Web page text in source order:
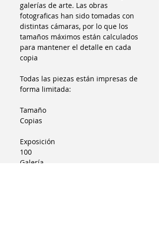
galerías de arte. Las obras
fotograficas han sido tomadas con
distintas cámaras, por lo que los
tamaños máximos están calculados
para mantener el detalle en cada
copia
Todas las piezas están impresas de
forma limitada:
Tamaño
Copias
Exposición
100
Galería